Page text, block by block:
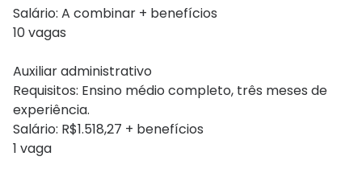
Salário: A combinar + benefícios
10 vagas
Auxiliar administrativo
Requisitos: Ensino médio completo, três meses de
experiência.
Salário: R$1.518,27 + benefícios
1 vaga